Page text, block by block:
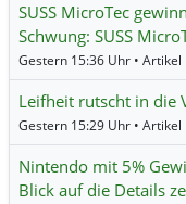
SUSS MicroTec
Schwung: SUSS
Gestern 15:36 Uhr • Artikel
Leifheit rutscht in die
Gestern 15:29 Uhr • Artikel
Nintendo mit 5%
Blick auf die Details